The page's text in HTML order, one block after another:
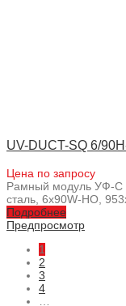
UV-DUCT-SQ 6/
Цена по запросу
Рамный модуль УФ-С
сталь, 6x90W-HO,
Подробнее
Предпросмотр
1
2
3
4